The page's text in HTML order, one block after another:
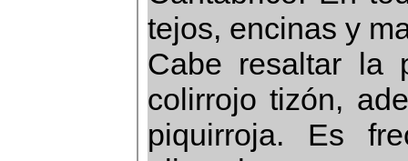
tejos, encinas y
Cabe resaltar la
colirrojo tizón,
piquirroja. Es